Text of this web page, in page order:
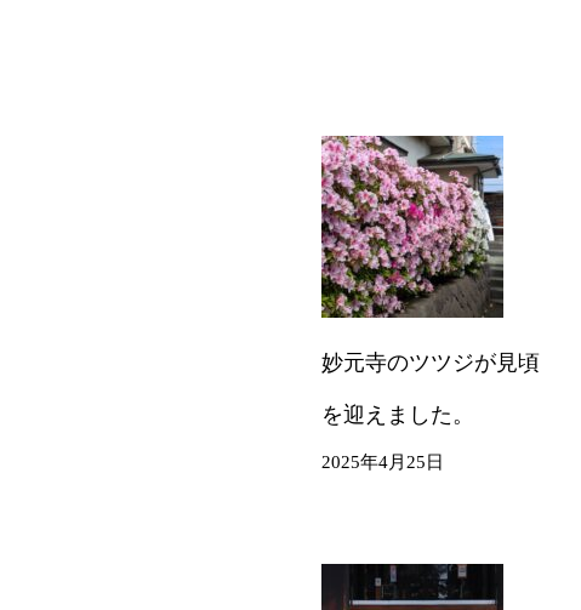
妙元寺のツツジが見頃
を迎えました。
2025年4月25日